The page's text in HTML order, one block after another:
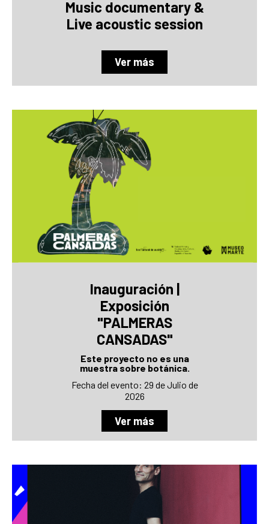
Music documentary &
Live acoustic session
Ver más
Inauguración |
Exposición
"PALMERAS
CANSADAS"
Este proyecto no es una
muestra sobre botánica.
Fecha del evento: 29 de Julio de
2026
Ver más